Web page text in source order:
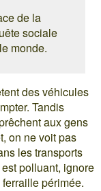
de la
sociale
monde.
des véhicules
Tandis
aux gens
on ne voit pas
les transports
polluant, ignore
périmée.